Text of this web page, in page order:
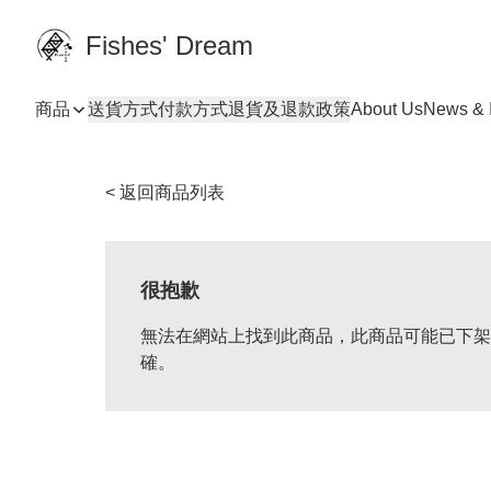
Fishes' Dream
商品 送貨方式付款方式退貨及退款政策About UsNews &
< 返回商品列表
很抱歉
無法在網站上找到此商品，此商品可能已下
確。